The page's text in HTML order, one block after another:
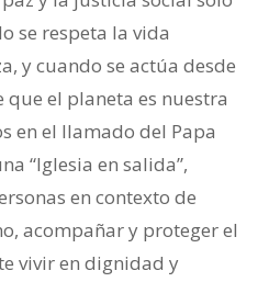
se respeta la vida
y cuando se actúa desde
el planeta es nuestra
en el llamado del Papa
“Iglesia en salida”,
en contexto de
acompañar y proteger el
vivir en dignidad y